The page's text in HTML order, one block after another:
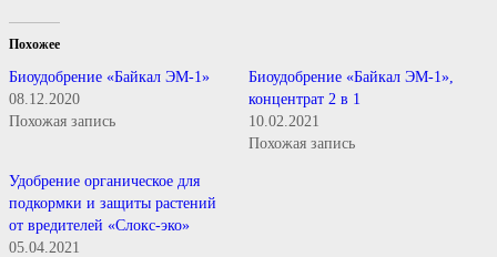
Похожее
Биоудобрение «Байкал ЭМ-1»
08.12.2020
Похожая запись
Биоудобрение «Байкал ЭМ-1»,
концентрат 2 в 1
10.02.2021
Похожая запись
Удобрение органическое для
подкормки и защиты растений
от вредителей «Слокс-эко»
05.04.2021